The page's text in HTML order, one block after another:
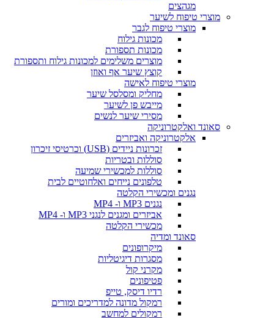
מגהצים
מוצרי טיפוח לשיער
מוצרי טיפוח לגבר
מכונות גילוח
מכונות תספורת
מוצרים משלימים למכונות גילוח ותספורת
קוצץ שיער אף ואוזן
מוצרי טיפוח לאישה
מחליק ומסלסל שיער
מייבש פן לשיער
מסירי שיער לנשים
סאונד ואלקטרוניקה
אלקטרוניקה ואביזרים
זכרונות ניידים (USB) וכרטיסי זיכרון
סוללות ובטריות
סוללות למכשירי שמיעה
טלפונים נייחים ואלחוטיים לבית
נגנים ומכשירי הקלטה
נגנים MP3 ו- MP4
אביזרים ומגנים לנגני MP3 ו- MP4
מכשירי הקלטה
סאונד ומדיה
מיקרופונים
מסגרות דיגיטליות
מקרני קול
פטיפונים
רדיו דיסק, טייפ
רמקול מדונה למדריכים ומורים
רמקולים למחשב